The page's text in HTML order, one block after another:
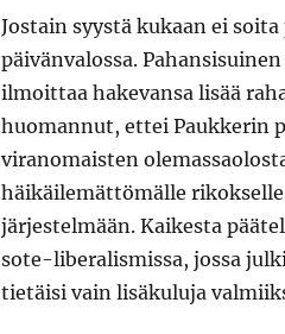
Jostain syystä kukaan ei
päivänvalossa.
ilmoittaa hakevansa lisää
huomannut, ettei Paukkerin
viranomaisten
häikäilemättömälle
järjestelmään. Kaikesta
sote-liberalismissa, jossa
tietäisi vain lisäkuluja